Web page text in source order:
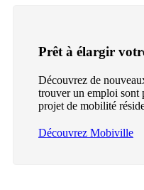
Prêt à élargir
Découvrez de
trouver un emploi sont
projet de mobilité
Découvrez Mobiville